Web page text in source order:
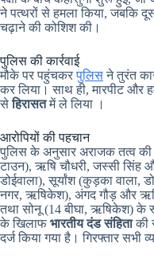
ने पत्थरों से हमला किया, जबकि
चढ़ाने की कोशिश की।
पुलिस की कार्रवाई
मौके पर पहुंचकरपुलिसने तुरंत
कर लिया। साथ ही, मारपीट और
सेहिरासतमें ले लिया ।
आरोपियों की पहचान
पुलिस के अनुसार अराजक तत्व की
टाउन), ऋषि चौधरी, जस्सी सिंह
डोईवाला), सूर्यांश (कुड़का वाला,
नगर, ऋषिकेश), अंगद गौड़ और ऋषि
तथा सोनू (14 बीघा, ऋषिकेश) के
के खिलाफ भारतीय दंड संहिताकी
दर्ज किया गया है। गिरफ्तार सभी